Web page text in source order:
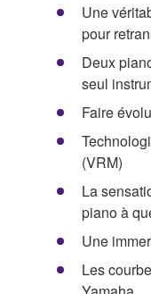
Une
pour
Deux
seul
Faire
(VRM)
La
piano à
Une
Les